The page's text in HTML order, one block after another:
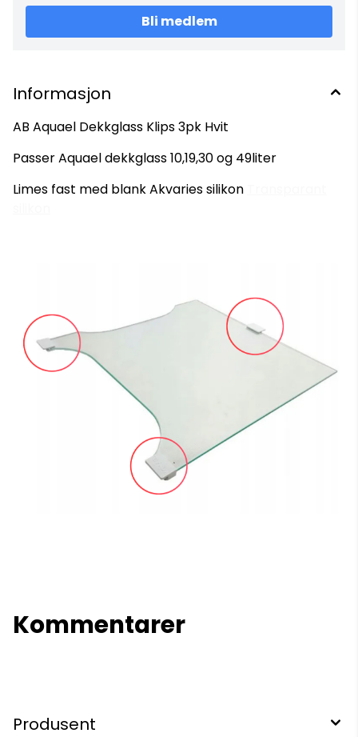
Bli medlem
Informasjon
AB Aquael Dekkglass Klips 3pk Hvit
Passer Aquael dekkglass 10,19,30 og 49liter
Limes fast med blank Akvaries silikon
Kommentarer
Produsent
Kan forhåndsbestilles På lager